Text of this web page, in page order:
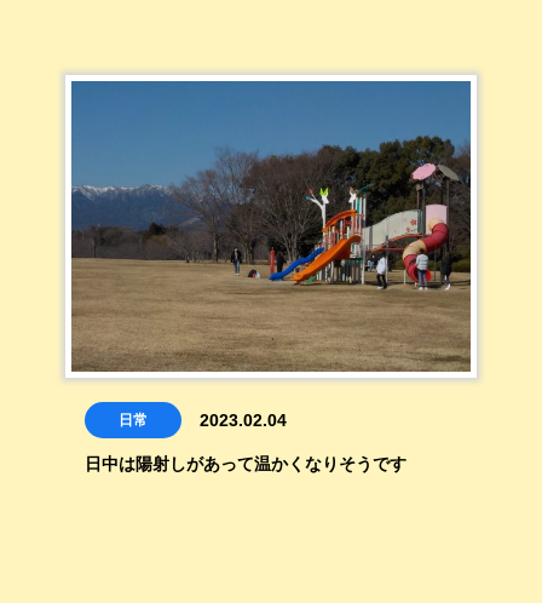
日常 2023.02.04
日中は陽射しがあって温かくなりそうです